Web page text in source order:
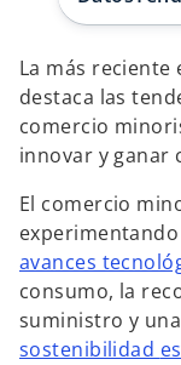
t
a
u
v
La más reciente
destaca las
comercio
innovar y ganar
El comercio
avances
consumo, la
suministro y
sostenibilidad